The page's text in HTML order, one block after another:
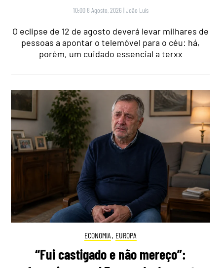
10:00 8 Agosto, 2026 |João Luís
O eclipse de 12 de agosto deverá levar milhares de
pessoas a apontar o telemóvel para o céu: há,
porém, um cuidado essencial a terxx
ECONOMIA , EUROPA
“Fui castigado e não mereço”: